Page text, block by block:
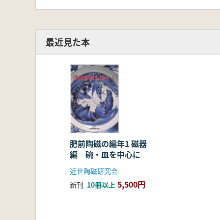
最近見た本
肥前陶磁の編年1 磁器
編 碗・皿を中心に
近世陶磁研究会
新刊 10冊以上 5,500円